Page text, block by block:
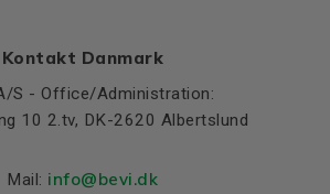
Kontakt Danmark
S - Office/Administration:
10 2.tv, DK-2620 Albertslund
Mail: info@bevi.dk